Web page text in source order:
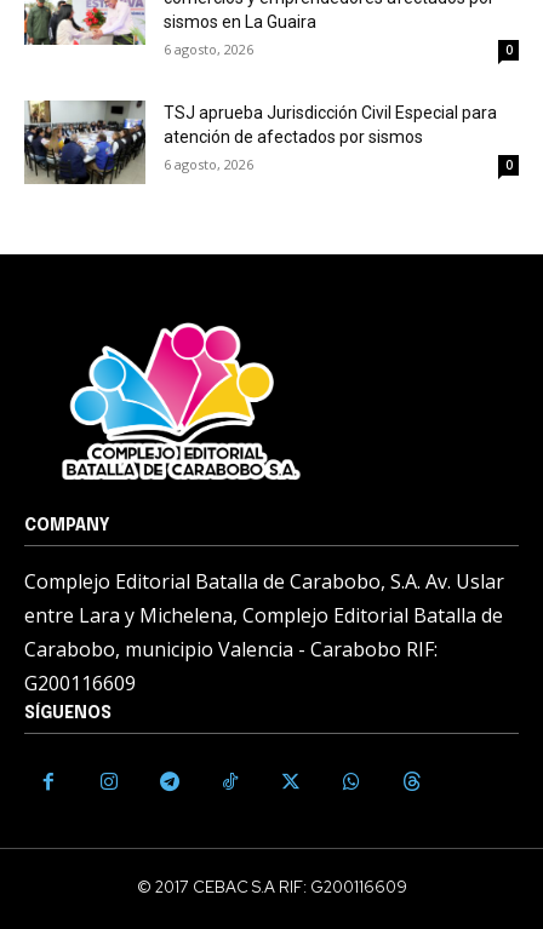
sismos en La Guaira
6 agosto, 2026 0
TSJ aprueba Jurisdicción Civil Especial para
atención de afectados por sismos
6 agosto, 2026 0
COMPANY
Complejo Editorial Batalla de Carabobo, S.A. Av. Uslar
entre Lara y Michelena, Complejo Editorial Batalla de
Carabobo, municipio Valencia - Carabobo RIF:
G200116609
SÍGUENOS
© 2017 CEBAC S.A RIF: G200116609